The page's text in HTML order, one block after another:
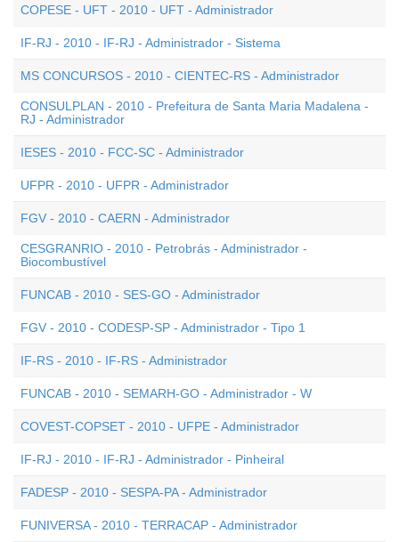
COPESE - UFT - 2010 - UFT - Administrador
IF-RJ - 2010 - IF-RJ - Administrador - Sistema
MS CONCURSOS - 2010 - CIENTEC-RS - Administrador
CONSULPLAN - 2010 - Prefeitura de Santa Maria Madalena -
RJ - Administrador
IESES - 2010 - FCC-SC - Administrador
UFPR - 2010 - UFPR - Administrador
FGV - 2010 - CAERN - Administrador
CESGRANRIO - 2010 - Petrobrás - Administrador -
Biocombustível
FUNCAB - 2010 - SES-GO - Administrador
FGV - 2010 - CODESP-SP - Administrador - Tipo 1
IF-RS - 2010 - IF-RS - Administrador
FUNCAB - 2010 - SEMARH-GO - Administrador - W
COVEST-COPSET - 2010 - UFPE - Administrador
IF-RJ - 2010 - IF-RJ - Administrador - Pinheiral
FADESP - 2010 - SESPA-PA - Administrador
FUNIVERSA - 2010 - TERRACAP - Administrador